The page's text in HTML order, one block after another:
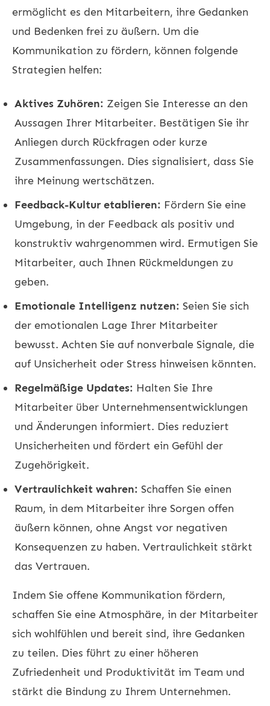
ermöglicht es den Mitarbeitern, ihre Gedanken
und Bedenken frei zu äußern. Um die
Kommunikation zu fördern, können folgende
Strategien helfen:
Aktives Zuhören: Zeigen Sie Interesse an den
Aussagen Ihrer Mitarbeiter. Bestätigen Sie ihr
Anliegen durch Rückfragen oder kurze
Zusammenfassungen. Dies signalisiert, dass Sie
ihre Meinung wertschätzen.
Feedback-Kultur etablieren: Fördern Sie eine
Umgebung, in der Feedback als positiv und
konstruktiv wahrgenommen wird. Ermutigen Sie
Mitarbeiter, auch Ihnen Rückmeldungen zu
geben.
Emotionale Intelligenz nutzen: Seien Sie sich
der emotionalen Lage Ihrer Mitarbeiter
bewusst. Achten Sie auf nonverbale Signale, die
auf Unsicherheit oder Stress hinweisen könnten.
Regelmäßige Updates: Halten Sie Ihre
Mitarbeiter über Unternehmensentwicklungen
und Änderungen informiert. Dies reduziert
Unsicherheiten und fördert ein Gefühl der
Zugehörigkeit.
Vertraulichkeit wahren: Schaffen Sie einen
Raum, in dem Mitarbeiter ihre Sorgen offen
äußern können, ohne Angst vor negativen
Konsequenzen zu haben. Vertraulichkeit stärkt
das Vertrauen.
Indem Sie offene Kommunikation fördern,
schaffen Sie eine Atmosphäre, in der Mitarbeiter
sich wohlfühlen und bereit sind, ihre Gedanken
zu teilen. Dies führt zu einer höheren
Zufriedenheit und Produktivität im Team und
stärkt die Bindung zu Ihrem Unternehmen.